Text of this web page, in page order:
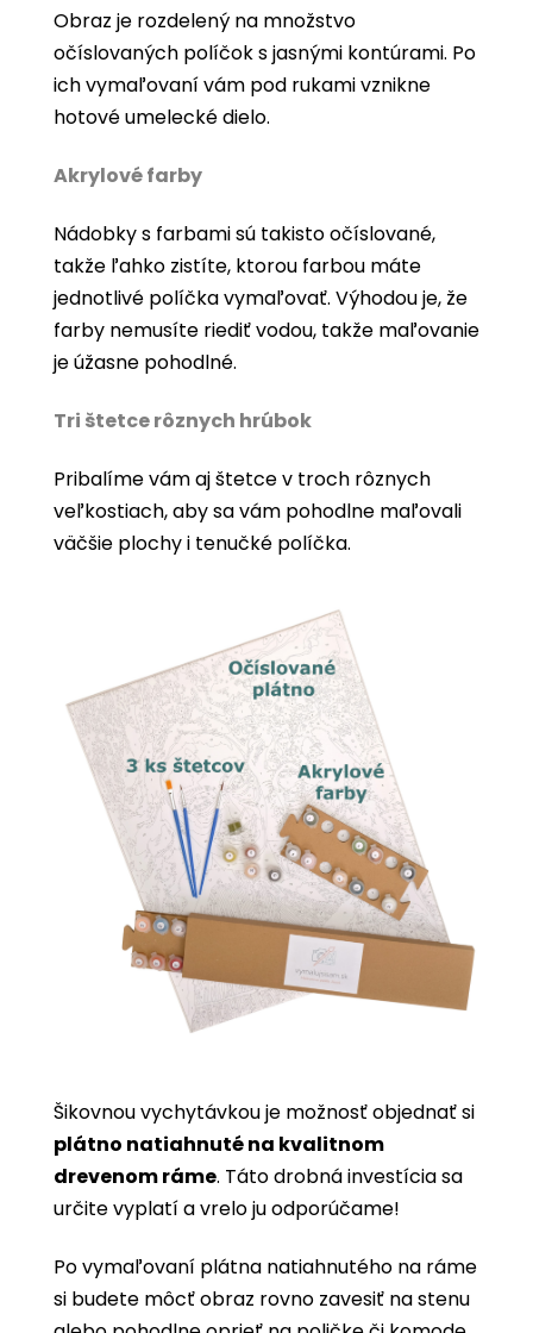
Obraz je rozdelený na množstvo
očíslovaných políčok s jasnými kontúrami. Po
ich vymaľovaní vám pod rukami vznikne
hotové umelecké dielo.
Akrylové farby
Nádobky s farbami sú takisto očíslované,
takže ľahko zistíte, ktorou farbou máte
jednotlivé políčka vymaľovať. Výhodou je, že
farby nemusíte riediť vodou, takže maľovanie
je úžasne pohodlné.
Tri štetce rôznych hrúbok
Pribalíme vám aj štetce v troch rôznych
veľkostiach, aby sa vám pohodlne maľovali
väčšie plochy i tenučké políčka.
Šikovnou vychytávkou je možnosť objednať si
plátno natiahnuté na kvalitnom
drevenom ráme. Táto drobná investícia sa
určite vyplatí a vrelo ju odporúčame!
Po vymaľovaní plátna natiahnutého na ráme
si budete môcť obraz rovno zavesiť na stenu